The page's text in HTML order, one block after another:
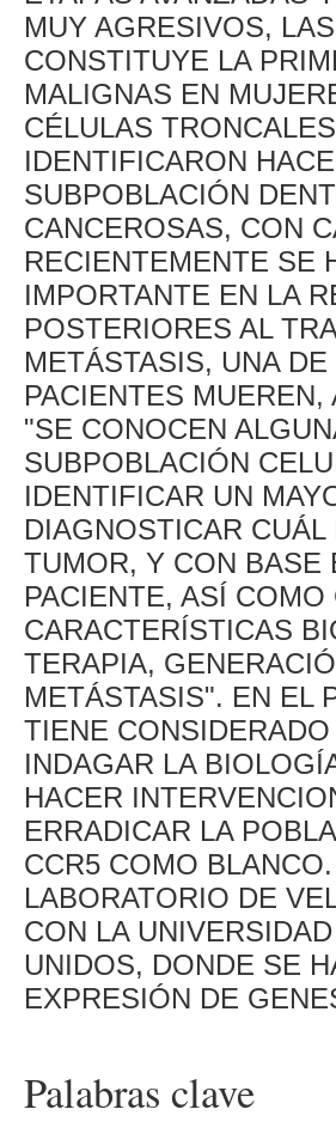
MUY AGRESIVOS,
CONSTITUYE LA
MALIGNAS EN
CÉLULAS
IDENTIFICARON
SUBPOBLACIÓN
CANCEROSAS, CON
RECIENTEMENTE SE
IMPORTANTE EN LA
POSTERIORES AL
METÁSTASIS, UNA
PACIENTES
"SE CONOCEN
SUBPOBLACIÓN
IDENTIFICAR UN
DIAGNOSTICAR
TUMOR, Y CON BASE
PACIENTE, ASÍ
CARACTERÍSTICAS
TERAPIA,
METÁSTASIS". EN EL
TIENE
INDAGAR LA
HACER
ERRADICAR LA
CCR5 COMO
LABORATORIO DE
CON LA
UNIDOS, DONDE SE
EXPRESIÓN DE
Palabras clave